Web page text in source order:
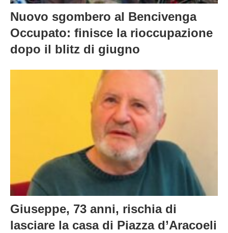
Nuovo sgombero al Bencivenga
Occupato: finisce la rioccupazione
dopo il blitz di giugno
Giuseppe, 73 anni, rischia di
lasciare la casa di Piazza d’Aracoeli